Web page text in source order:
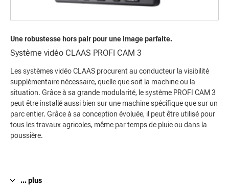
Une robustesse hors pair pour une image parfaite.
Système vidéo CLAAS PROFI CAM 3
Les systèmes vidéo CLAAS procurent au conducteur la visibilité
supplémentaire nécessaire, quelle que soit la machine ou la
situation. Grâce à sa grande modularité, le système PROFI CAM 3
peut être installé aussi bien sur une machine spécifique que sur un
parc entier. Grâce à sa conception évoluée, il peut être utilisé pour
tous les travaux agricoles, même par temps de pluie ou dans la
poussière.
... plus